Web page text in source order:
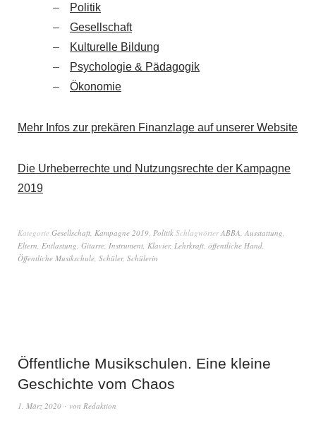
Politik
Gesellschaft
Kulturelle Bildung
Psychologie & Pädagogik
Ökonomie
Mehr Infos zur prekären Finanzlage auf unserer Website
Die Urheberrechte und Nutzungsrechte der Kampagne
2019
Kategorie Gesellschaft, Kampagne 2019, Politik SchlagwörterABBA, Ausstattung,
Eltern, Entlastung, Gitarre, Instrument, Klavier, Lehrkraft, öffentliche Hand,
Öffentliche Musikschule, Schüler, Schülerin
Öffentliche Musikschulen. Eine kleine
Geschichte vom Chaos
1. März 2020 von Redaktion